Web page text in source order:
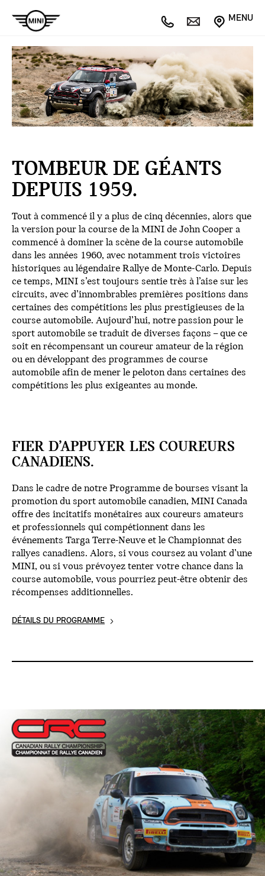
MENU
TOMBEUR DE GÉANTS
DEPUIS 1959.
Tout à commencé il y a plus de cinq décennies, alors que
la version pour la course de la MINI de John Cooper a
commencé à dominer la scène de la course automobile
dans les années 1960, avec notamment trois victoires
historiques au légendaire Rallye de Monte-Carlo. Depuis
ce temps, MINI s’est toujours sentie très à l’aise sur les
circuits, avec d’innombrables premières positions dans
certaines des compétitions les plus prestigieuses de la
course automobile. Aujourd’hui, notre passion pour le
sport automobile se traduit de diverses façons – que ce
soit en récompensant un coureur amateur de la région
ou en développant des programmes de course
automobile afin de mener le peloton dans certaines des
compétitions les plus exigeantes au monde.
FIER D’APPUYER LES COUREURS
CANADIENS.
Dans le cadre de notre Programme de bourses visant la
promotion du sport automobile canadien, MINI Canada
offre des incitatifs monétaires aux coureurs amateurs
et professionnels qui compétionnent dans les
événements Targa Terre-Neuve et le Championnat des
rallyes canadiens. Alors, si vous coursez au volant d’une
MINI, ou si vous prévoyez tenter votre chance dans la
course automobile, vous pourriez peut-être obtenir des
récompenses additionnelles.
DÉTAILS DU PROGRAMME